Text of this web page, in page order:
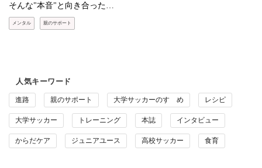
そんな"本音"と向き合った…
メンタル 親のサポート
人気キーワード
進路 親のサポート 大学サッカーのすゝめ レシピ
大学サッカー トレーニング 本誌 インタビュー
からだケア ジュニアユース 高校サッカー 食育